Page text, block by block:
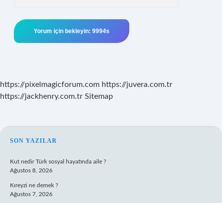
https://pixelmagicforum.com https://juvera.com.tr
https://jackhenry.com.tr Sitemap
SIDEBAR
SON YAZILAR
Kut nedir Türk sosyal hayatında aile ?
Ağustos 8, 2026
Kıreyzi ne demek ?
Ağustos 7, 2026